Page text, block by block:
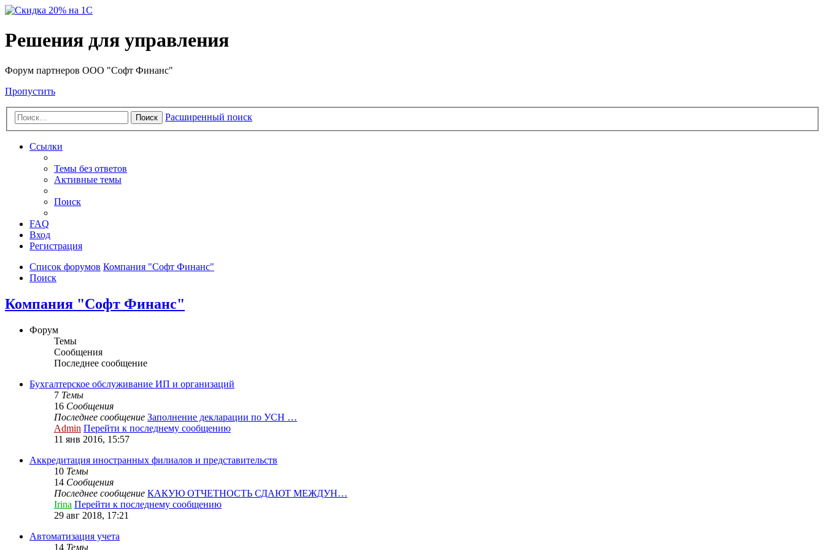
Решения для управления
Форум партнеров ООО "Софт Финанс"
Пропустить
Поиск Расширенный поиск
Ссылки
Темы без ответов
Активные темы
Поиск
FAQ
Вход
Регистрация
Список форумов Компания "Софт Финанс"
Поиск
Компания "Софт Финанс"
Форум
Темы
Сообщения
Последнее сообщение
Бухгалтерское обслуживание ИП и организаций
7 Темы
16 Сообщения
Последнее сообщение Заполнение декларации по УСН …
Admin Перейти к последнему сообщению
11 янв 2016, 15:57
Аккредитация иностранных филиалов и представительств
10 Темы
14 Сообщения
Последнее сообщение КАКУЮ ОТЧЕТНОСТЬ СДАЮТ МЕЖДУН…
Irina Перейти к последнему сообщению
29 авг 2018, 17:21
Автоматизация учета
14 Темы